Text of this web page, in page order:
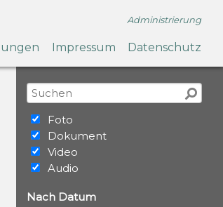
Administrierung
Impressum Datenschutz
Foto
Dokument
Video
Audio
Nach Datum